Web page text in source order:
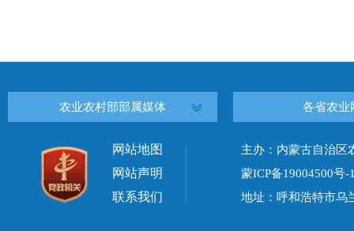
农业农村部部属媒体 各省农业
网站地图
网站声明
联系我们
主办：内蒙古自治
蒙ICP备19004500号-
地址：呼和浩特市